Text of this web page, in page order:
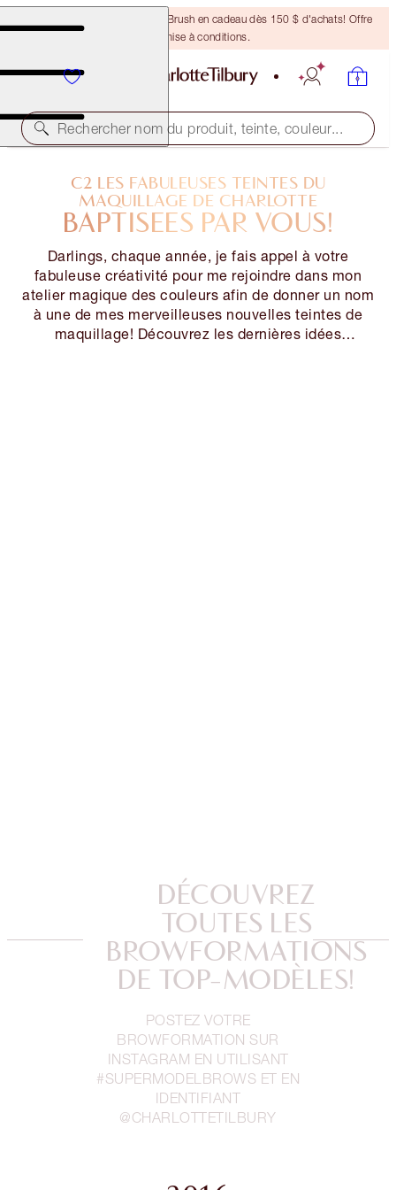
Recevez un pinceau Bronzing Brush en cadeau dès 150 $ d'achats! Offre
soumise à conditions.
Rechercher nom du produit, teinte, couleur...
C2 LES FABULEUSES TEINTES DU
MAQUILLAGE DE CHARLOTTE
BAPTISÉES PAR VOUS!
Darlings, chaque année, je fais appel à votre
fabuleuse créativité pour me rejoindre dans mon
atelier magique des couleurs afin de donner un nom
à une de mes merveilleuses nouvelles teintes de
maquillage! Découvrez les dernières idées
DÉCOUVREZ
TOUTES LES
BROWFORMATIONS
DE TOP-MODÈLES!
POSTEZ VOTRE
BROWFORMATION SUR
INSTAGRAM EN UTILISANT
#SUPERMODELBROWS ET EN
IDENTIFIANT
@CHARLOTTETILBURY